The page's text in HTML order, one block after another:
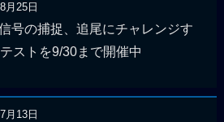
月25日
号の捕捉、追尾にチャレンジす
ストを9/30まで開催中
月13日